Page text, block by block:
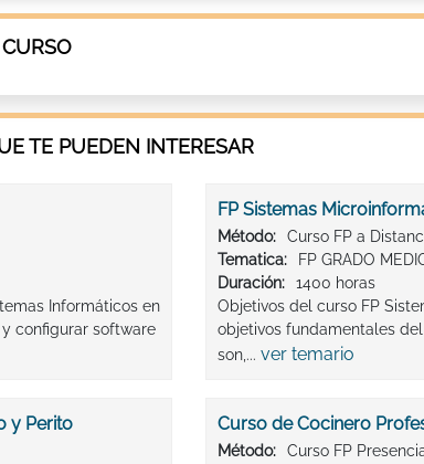
TE PUEDEN INTERESAR
Informáticos en
configurar software
FP Sistemas
Método:
Curso FP a
Tematica:
FP GRADO
Duración:
1400 horas
Objetivos del curso FP
objetivos fundamentales
son,... ver temario
y Perito
Curso de Cocinero
Método:
Curso FP